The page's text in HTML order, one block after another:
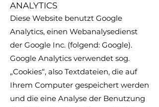
ANALYTICS
Diese Website benutzt Google
Analytics, einen Webanalysedienst
der Google Inc. (folgend: Google).
Google Analytics verwendet sog.
„Cookies“, also Textdateien, die auf
Ihrem Computer gespeichert werden
und die eine Analyse der Benutzung